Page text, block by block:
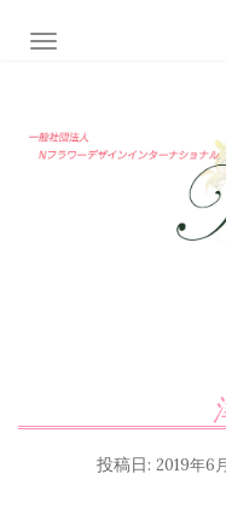
ナビゲーション切り替え
投稿日: 2019年6